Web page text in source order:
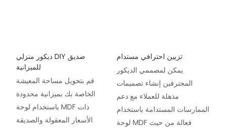
ديكور منزلي DIY صديق
للميزانية
قم بتحويل مساحة المعيشة
الخاصة بك بميزانية محدودة
باستخدام لوحة MDF ذات
الأسعار المعقولة والصديقة
تزيين احترافي مستدام
يمكن لمصممي الديكور
المحترفين إنشاء تصميمات
مذهلة للعملاء مع دعم
الممارسات المستدامة باستخدام
لوحة MDF فعالة من حيث